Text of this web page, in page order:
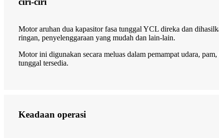
Motor aruhan dua kapasitor fasa tunggal YCL direka dan
ringan, penyelenggaraan yang mudah dan lain-lain.
Motor ini digunakan secara meluas dalam pemampat udara,
tunggal tersedia.
Keadaan operasi